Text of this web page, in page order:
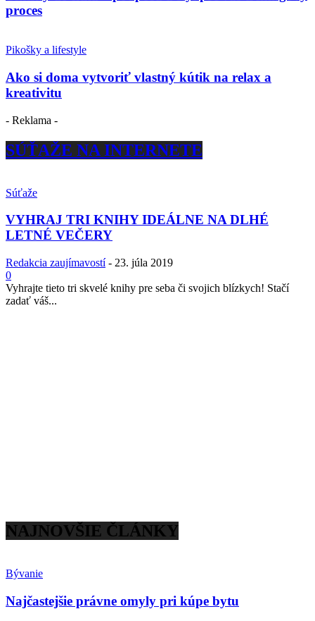
proces
Pikošky a lifestyle
Ako si doma vytvoriť vlastný kútik na relax a
kreativitu
- Reklama -
SÚŤAŽE NA INTERNETE
Súťaže
VYHRAJ TRI KNIHY IDEÁLNE NA DLHÉ
LETNÉ VEČERY
Redakcia zaujímavostí - 23. júla 2019
0
Vyhrajte tieto tri skvelé knihy pre seba či svojich blízkych! Stačí
zadať váš...
NAJNOVŠIE ČLÁNKY
Bývanie
Najčastejšie právne omyly pri kúpe bytu